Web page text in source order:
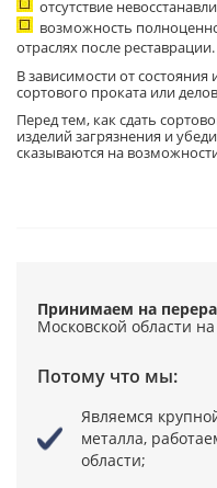
отсутствие
возможность
отраслях после реставрации.
В зависимости от
сортового проката или
Перед тем, как сдать
изделий загрязнения и
сказываются на
Принимаем на
Московской области на
Потому что мы:
Являемся
металла,
области;